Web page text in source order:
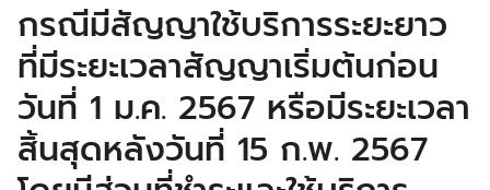
กรณีมีสัญญาใช้บริการระยะยาว
ที่มีระยะเวลาสัญญาเริ่มต้นก่อน
วันที่ 1 ม.ค. 2567 หรือมีระยะเวลา
สิ้นสุดหลังวันที่ 15 ก.พ. 2567